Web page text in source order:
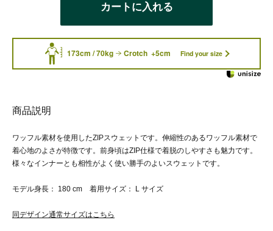
カートに入れる
173cm / 70kg Crotch +5cm Find your size
商品説明
ワッフル素材を使用したZIPスウェットです。伸縮性のあるワッフル素材で
着心地のよさが特徴です。前身頃はZIP仕様で着脱のしやすさも魅力です。
様々なインナーとも相性がよく使い勝手のよいスウェットです。
モデル身長： 180 cm 着用サイズ： L サイズ
同デザイン通常サイズはこちら